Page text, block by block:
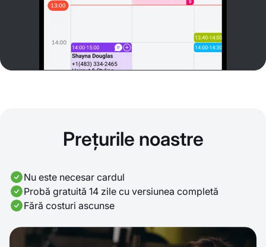
Prețurile noastre
Nu este necesar cardul
Probă gratuită 14 zile cu versiunea completă
Fără costuri ascunse